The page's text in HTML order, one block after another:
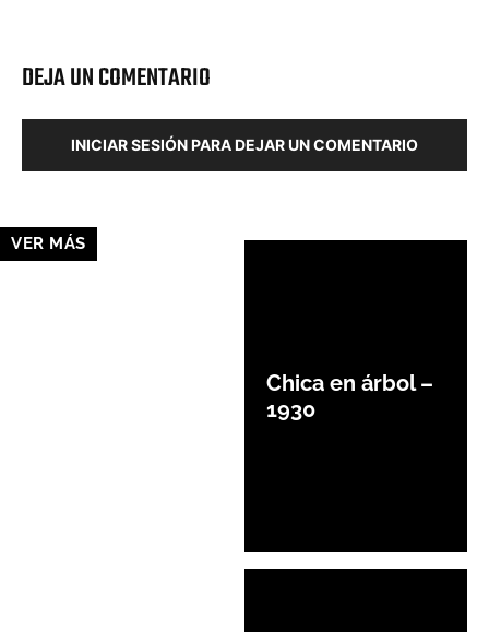
DEJA UN COMENTARIO
INICIAR SESIÓN PARA DEJAR UN COMENTARIO
VER MÁS
Chica en árbol –
1930